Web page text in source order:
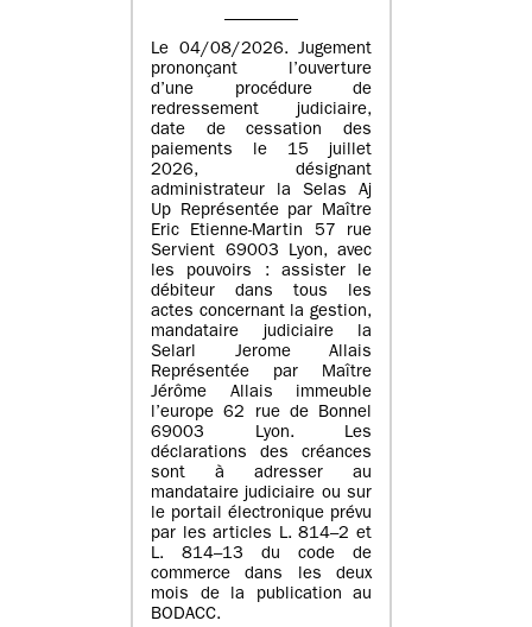
Le 04/08/2026. Jugement
prononçant l’ouverture
d’une procédure de
redressement judiciaire,
date de cessation des
paiements le 15 juillet
2026, désignant
administrateur la Selas Aj
Up Représentée par Maître
Eric Etienne-Martin 57 rue
Servient 69003 Lyon, avec
les pouvoirs : assister le
débiteur dans tous les
actes concernant la gestion,
mandataire judiciaire la
Selarl Jerome Allais
Représentée par Maître
Jérôme Allais immeuble
l’europe 62 rue de Bonnel
69003 Lyon. Les
déclarations des créances
sont à adresser au
mandataire judiciaire ou sur
le portail électronique prévu
par les articles L. 814–2 et
L. 814–13 du code de
commerce dans les deux
mois de la publication au
BODACC.